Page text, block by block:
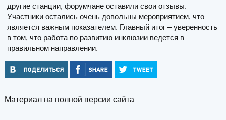
другие станции, форумчане оставили свои отзывы.
Участники остались очень довольны мероприятием, что
является важным показателем. Главный итог – уверенность
в том, что работа по развитию инклюзии ведется в
правильном направлении.
Материал на полной версии сайта